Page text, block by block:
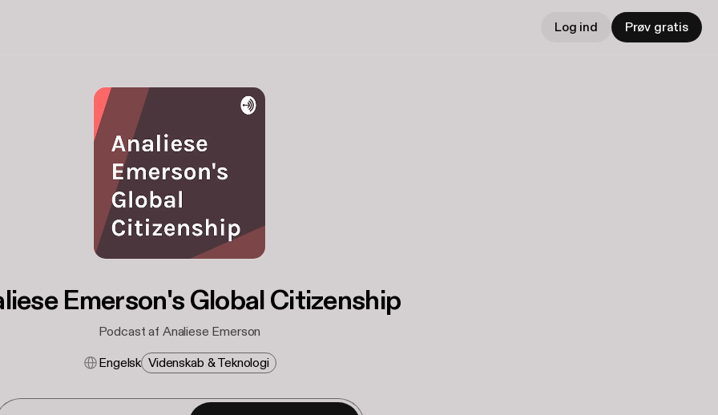
Log ind Prøv gratis
Emerson's Global Citizenship
Podcast af Analiese Emerson
Engelsk Videnskab & Teknologi